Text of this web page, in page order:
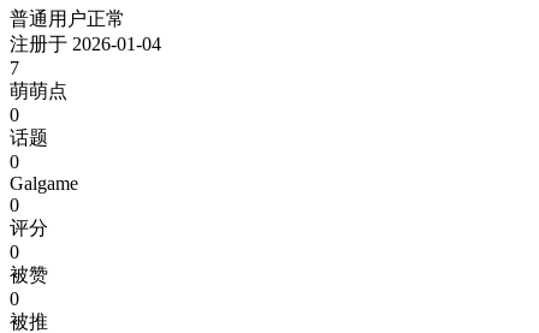
普通用户正常
注册于 2026-01-04
7
萌萌点
0
话题
0
Galgame
0
评分
0
被赞
0
被推